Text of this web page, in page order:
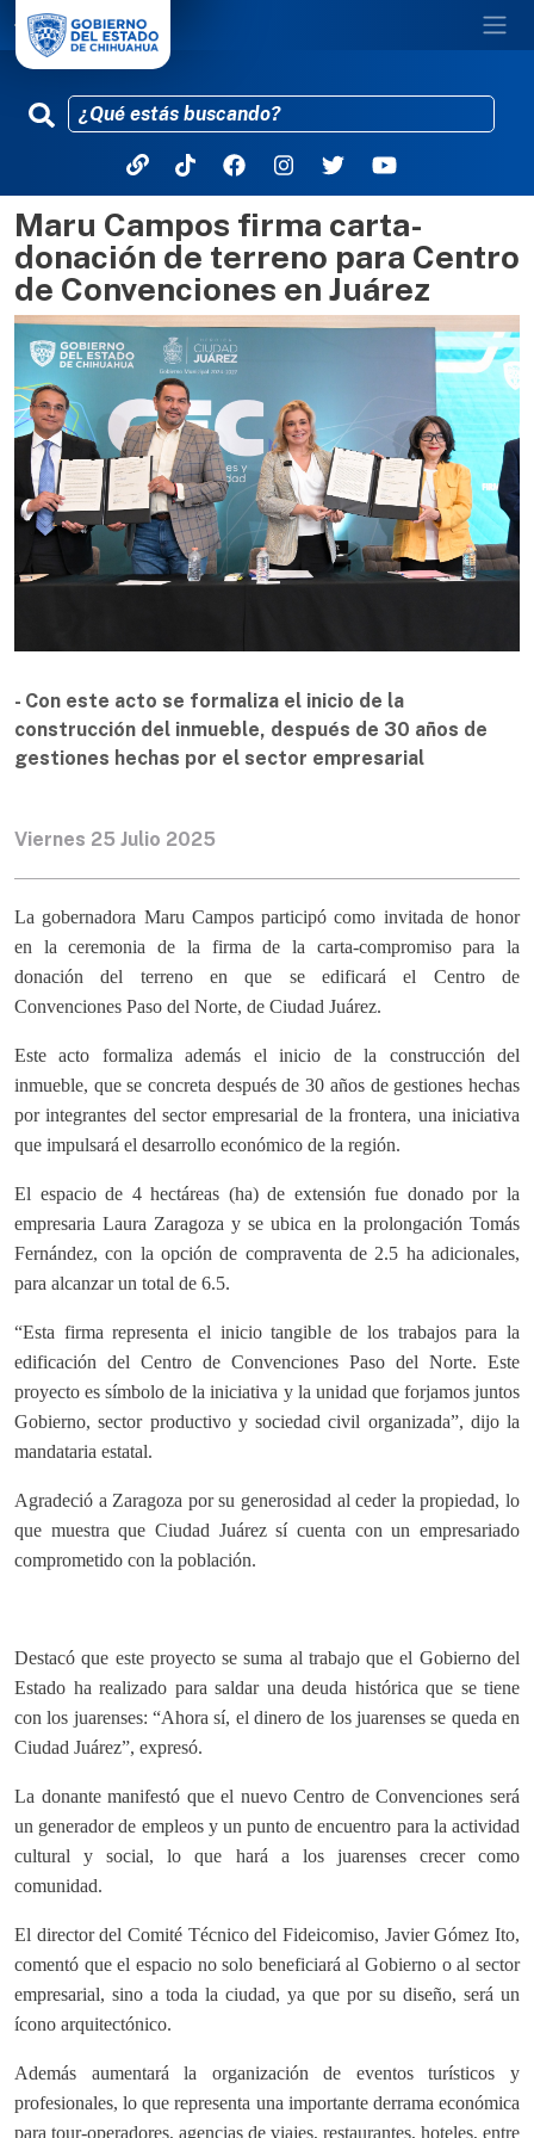
Pasar al contenido principal
Maru Campos firma carta-
donación de terreno para Centro
de Convenciones en Juárez
- Con este acto se formaliza el inicio de la
construcción del inmueble, después de 30 años de
gestiones hechas por el sector empresarial
Viernes 25 Julio 2025
La gobernadora Maru Campos participó como invitada de honor
en la ceremonia de la firma de la carta-compromiso para la
donación del terreno en que se edificará el Centro de
Convenciones Paso del Norte, de Ciudad Juárez.
Este acto formaliza además el inicio de la construcción del
inmueble, que se concreta después de 30 años de gestiones hechas
por integrantes del sector empresarial de la frontera, una iniciativa
que impulsará el desarrollo económico de la región.
El espacio de 4 hectáreas (ha) de extensión fue donado por la
empresaria Laura Zaragoza y se ubica en la prolongación Tomás
Fernández, con la opción de compraventa de 2.5 ha adicionales,
para alcanzar un total de 6.5.
“Esta firma representa el inicio tangible de los trabajos para la
edificación del Centro de Convenciones Paso del Norte. Este
proyecto es símbolo de la iniciativa y la unidad que forjamos juntos
Gobierno, sector productivo y sociedad civil organizada”, dijo la
mandataria estatal.
Agradeció a Zaragoza por su generosidad al ceder la propiedad, lo
que muestra que Ciudad Juárez sí cuenta con un empresariado
comprometido con la población.
Destacó que este proyecto se suma al trabajo que el Gobierno del
Estado ha realizado para saldar una deuda histórica que se tiene
con los juarenses: “Ahora sí, el dinero de los juarenses se queda en
Ciudad Juárez”, expresó.
La donante manifestó que el nuevo Centro de Convenciones será
un generador de empleos y un punto de encuentro para la actividad
cultural y social, lo que hará a los juarenses crecer como
comunidad.
El director del Comité Técnico del Fideicomiso, Javier Gómez Ito,
comentó que el espacio no solo beneficiará al Gobierno o al sector
empresarial, sino a toda la ciudad, ya que por su diseño, será un
ícono arquitectónico.
Además aumentará la organización de eventos turísticos y
profesionales, lo que representa una importante derrama económica
para tour-operadores, agencias de viajes, restaurantes, hoteles, entre